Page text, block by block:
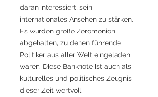
daran interessiert, sein
internationales Ansehen zu stärken.
Es wurden große Zeremonien
abgehalten, zu denen führende
Politiker aus aller Welt eingeladen
waren. Diese Banknote ist auch als
kulturelles und politisches Zeugnis
dieser Zeit wertvoll.